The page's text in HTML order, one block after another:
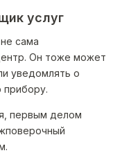
услуг
сама
Он тоже может
уведомлять о
прибору.
первым делом